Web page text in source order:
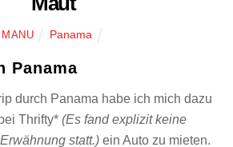
MANU Panama
Panama
durch Panama habe ich mich dazu
Thrifty* (Es fand explizit keine
statt.) ein Auto zu mieten.